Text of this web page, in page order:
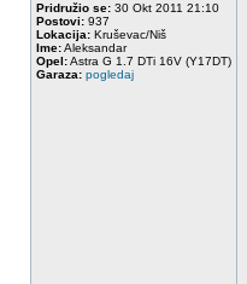
Pridružio se: 30 Okt 2011 21:10
Postovi: 937
Lokacija: Kruševac/Niš
Ime:Aleksandar
Opel:Astra G 1.7 DTi 16V (Y17DT)
Garaza: pogledaj